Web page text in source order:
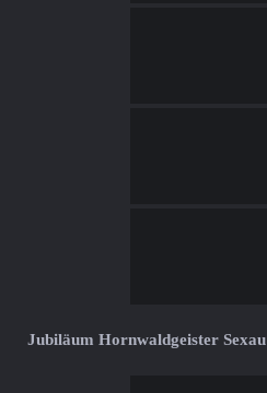
Jubiläum Hornwaldgeister Sexau